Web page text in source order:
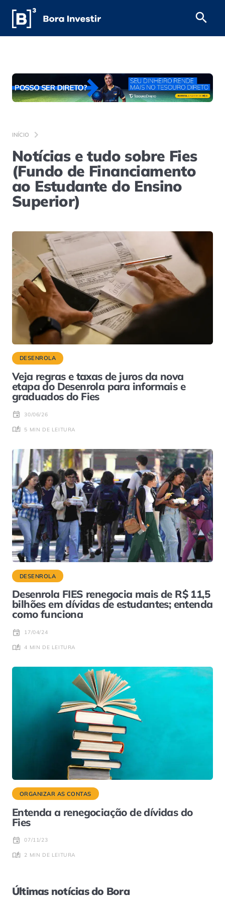
INÍCIO
Notícias e tudo sobre Fies
(Fundo de Financiamento
ao Estudante do Ensino
Superior)
DESENROLA
Veja regras e taxas de juros da nova
etapa do Desenrola para informais e
graduados do Fies
30/06/26
5 MIN DE LEITURA
DESENROLA
Desenrola FIES renegocia mais de R$ 11,5
bilhões em dívidas de estudantes; entenda
como funciona
17/04/24
4 MIN DE LEITURA
ORGANIZAR AS CONTAS
Entenda a renegociação de dívidas do
Fies
07/11/23
2 MIN DE LEITURA
Últimas notícias do Bora